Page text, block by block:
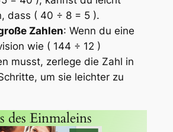
dass ( 40 ÷ 8 = 5 ).
Zahlen: Wenn du eine
wie ( 144 ÷ 12 )
musst, zerlege die Zahl in
um sie leichter zu
des Einmaleins